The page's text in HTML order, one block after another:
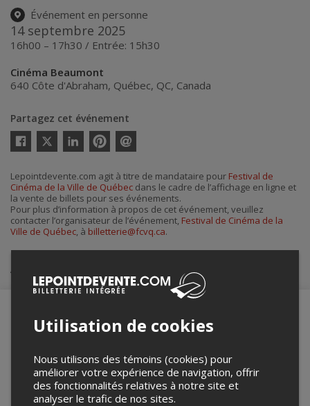
Événement en personne
14 septembre 2025
16h00 – 17h30 / Entrée: 15h30
Cinéma Beaumont
640 Côte d'Abraham, Québec, QC, Canada
Partagez cet événement
Twitter
courriel
Lepointdevente.com agit à titre de mandataire pour Festival de
Cinéma de la Ville de Québec dans le cadre de l’affichage en ligne et
la vente de billets pour ses événements.
Pour plus d’information à propos de cet événement, veuillez
contacter l’organisateur de l’événement, Festival de Cinéma de la
Ville de Québec, à billetterie@fcvq.ca.
Achat de billets
robot ci-bas.
Utilisation de cookies
Nous utilisons des témoins (cookies) pour
améliorer votre expérience de navigation, offrir
des fonctionnalités relatives à notre site et
analyser le trafic de nos sites.